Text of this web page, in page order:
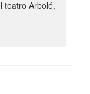
teatro Arbolé,